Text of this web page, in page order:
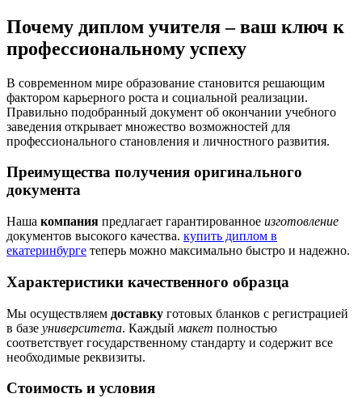
Почему диплом учителя – ваш ключ к
профессиональному успеху
В современном мире образование становится решающим
фактором карьерного роста и социальной реализации.
Правильно подобранный документ об окончании учебного
заведения открывает множество возможностей для
профессионального становления и личностного развития.
Преимущества получения оригинального
документа
Наша компания предлагает гарантированное изготовление
документов высокого качества. купить диплом в
екатеринбурге теперь можно максимально быстро и надежно.
Характеристики качественного образца
Мы осуществляем доставку готовых бланков с регистрацией
в базе университета. Каждый макет полностью
соответствует государственному стандарту и содержит все
необходимые реквизиты.
Стоимость и условия